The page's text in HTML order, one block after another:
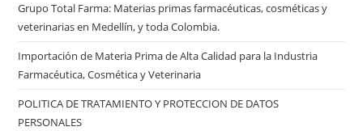
Grupo Total Farma: Materias primas farmacéuticas, cosméticas y
veterinarias en Medellín, y toda Colombia.
Importación de Materia Prima de Alta Calidad para la Industria
Farmacéutica, Cosmética y Veterinaria
POLITICA DE TRATAMIENTO Y PROTECCION DE DATOS
PERSONALES